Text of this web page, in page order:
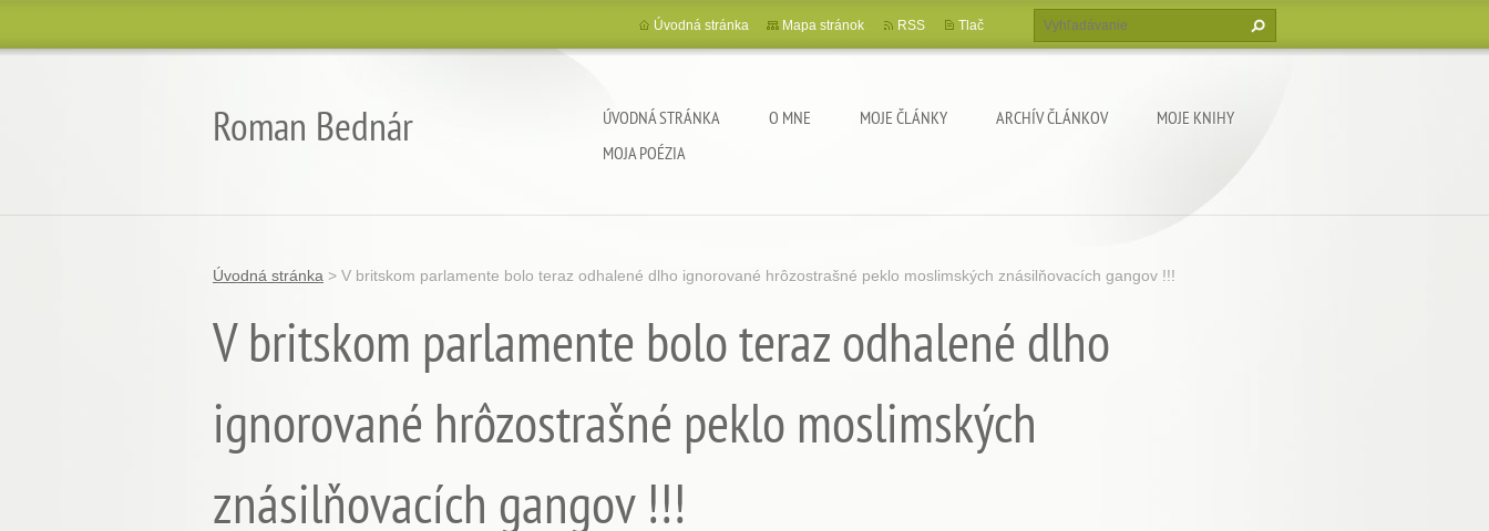
Roman Bednár ÚVODNÁ STRÁNKA O MNE MOJE ČLÁNKY ARCHÍV ČLÁNKOV
MOJE KNIHY
MOJA POÉZIA
Úvodná stránka Mapa stránok RSS Tlač
Úvodná stránka > V britskom parlamente bolo teraz odhalené dlho ignorované hrôzostrašné peklo moslimských znásilňovacích gangov !!!
V britskom parlamente bolo teraz odhalené dlho
ignorované hrôzostrašné peklo moslimských
znásilňovacích gangov !!!